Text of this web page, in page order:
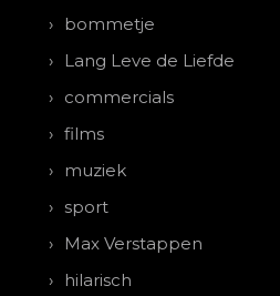
bommetje
Lang Leve de Liefde
commercials
films
muziek
sport
Max Verstappen
hilarisch